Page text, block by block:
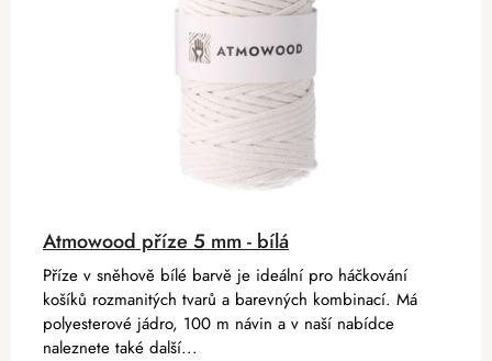
Atmowood příze 5 mm - bílá
Příze v sněhově bílé barvě je ideální pro háčkování
košíků rozmanitých tvarů a barevných kombinací. Má
polyesterové jádro, 100 m návin a v naší nabídce
naleznete také další...